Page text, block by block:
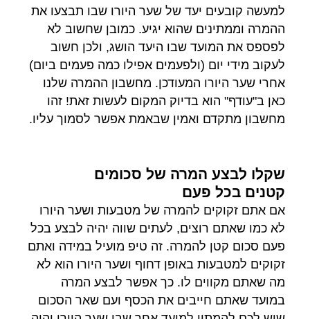
למעשה קובעים יעד של שער היורו שבו תבצעו את
ההמרה וממתינים שהוא יגיע. כמובן שחשוב לא
לפספס את המועד שבו היעד הושג, ולכן חשוב
לעקוב מידי יום (ולפעמים אפילו כמה פעמים ביום)
אחרי שער היורו המעודכן. מחשבון ההמרה שלנו
כאן ב"עודף" הוא בדיוק המקום לעשות זאת! זהו
מחשבון מתקדם ואמין שבאמת אפשר לסמוך עליו.
שקלו לבצע המרה של סכומים
קטנים בכל פעם
אם אתם זקוקים להמרה של מטבעות ושער היורו
לא כמו שאתם רוצים, לעתים שווה יהיה לבצע בכל
פעם סכום קטן להמרה. זה טיפ מועיל במידה ואתם
זקוקים למטבעות באופן דחוף ושער היורו הוא לא
מה שאתם מקווים לו. כך אפשר לבצע המרה
במועד שאתם חייבים את הכסף ועם שאר הסכום